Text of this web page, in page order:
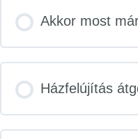
Akkor most
Házfelújítás